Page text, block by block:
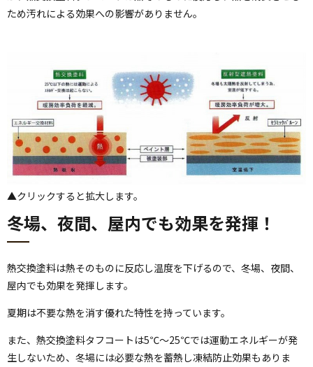
ため汚れによる効果への影響がありません。
▲クリックすると拡大します。
冬場、夜間、屋内でも効果を発揮！
熱交換塗料は熱そのものに反応し温度を下げるので、冬場、夜間、
屋内でも効果を発揮します。
夏期は不要な熱を消す優れた特性を持っています。
また、熱交換塗料タフコートは5℃～25℃では運動エネルギーが発
生しないため、冬場には必要な熱を蓄熱し凍結防止効果もありま